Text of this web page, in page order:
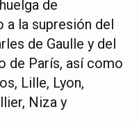
de
a la supresión del
de Gaulle y del
de París, así como
Lille, Lyon,
Niza y